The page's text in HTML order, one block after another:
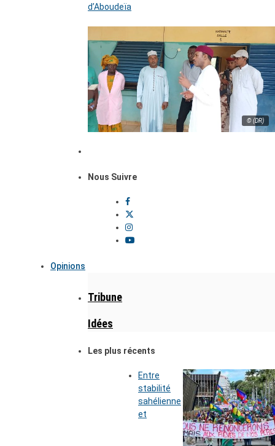
d’Aboudeïa
© (DR)
Nous Suivre
Opinions
Tribune
Idées
Les plus récents
Entre
stabilité
sahélienne
et